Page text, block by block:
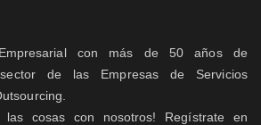
con más de 50 años de
de las Empresas de Servicios
las cosas con nosotros! Regístrate en